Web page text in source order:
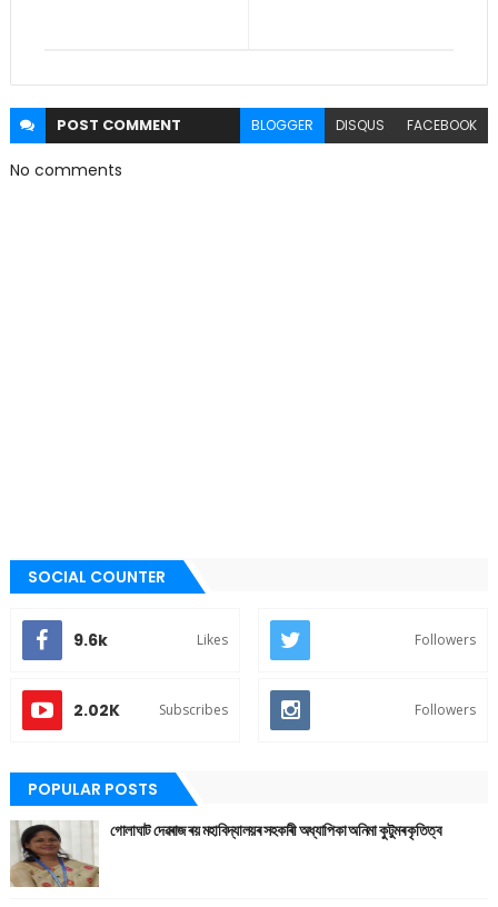
POST COMMENT BLOGGER DISQUS FACEBOOK
No comments
SOCIAL COUNTER
9.6k Likes Followers
2.02K Subscribes Followers
POPULAR POSTS
গোলাঘাট দেৱৰাজ ৰয় মহাবিদ্যালয়ৰ সহকাৰী অধ্যাপিকা অনিমা কুটুমৰ কৃতিত্ব